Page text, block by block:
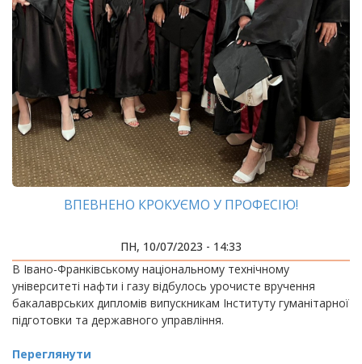
ВПЕВНЕНО КРОКУЄМО У ПРОФЕСІЮ!
ПН, 10/07/2023 - 14:33
В Івано-Франківському національному технічному
університеті нафти і газу відбулось урочисте вручення
бакалаврських дипломів випускникам Інституту гуманітарної
підготовки та державного управління.
Переглянути